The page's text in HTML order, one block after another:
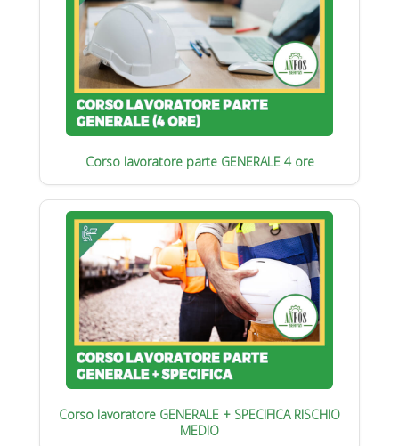
Corso lavoratore parte GENERALE 4 ore
Corso lavoratore GENERALE + SPECIFICA RISCHIO
MEDIO